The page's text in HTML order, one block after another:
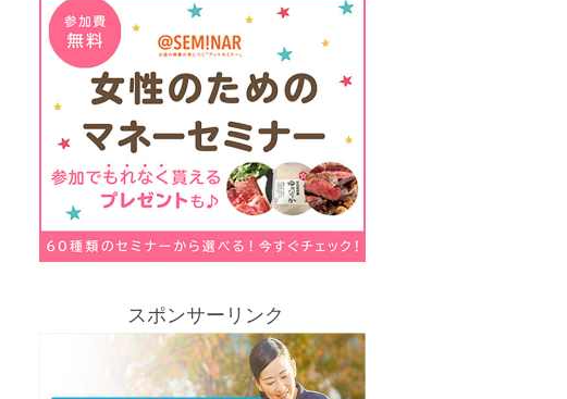
スポンサーリンク